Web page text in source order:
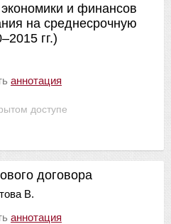
доступе
и финансов
на среднесрочную
гг.)
аннотация
договора
В.
аннотация